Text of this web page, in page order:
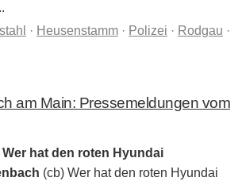
· Heusenstamm · Polizei · Rodgau ·
am Main: Pressemeldungen vom
Wer hat den roten Hyundai
(cb) Wer hat den roten Hyundai